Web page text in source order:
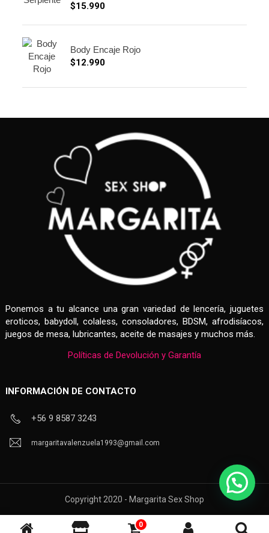
$15.990
Body Encaje Rojo
$12.990
Ponemos a tu alcance una gran variedad de lencería, juguetes
eroticos, babydoll, colaless, consoladores, BDSM, afrodisíacos,
juegos de mesa, lubricantes, aceite de masajes y muchos más.
Políticas de Devolución y Garantía
INFORMACIÓN DE CONTACTO
+56 9 8587 3243
margaritavalenzuela1993@gmail.com
Copyright 2020 - Margarita Sex Shop
0